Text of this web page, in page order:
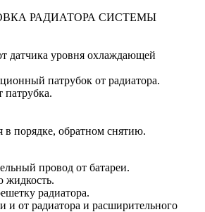
РАДИАТОРА СИСТЕМЫ
датчика уровня охлаждающей
патрубок от радиатора.
патрубка.
в порядке, обратном снятию.
провод от батареи.
радиатора.
и от радиатора и расширительного